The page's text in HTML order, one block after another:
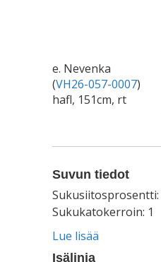
e. Nevenka
(VH26-057-0007)
hafl, 151cm, rt
Suvun tiedot
Sukusiitosprosentti:
Sukukatokerroin: 1
Lue lisää
Isälinja